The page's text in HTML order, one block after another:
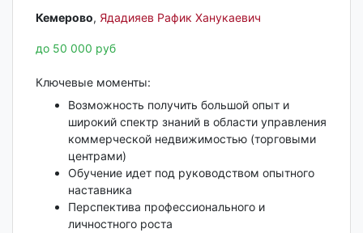
Кемерово‎, Ядадияев Рафик Ханукаевич
до 50 000 руб
Ключевые моменты:
Возможность получить большой опыт и
широкий спектр знаний в области управления
коммерческой недвижимостью (торговыми
центрами)
Обучение идет под руководством опытного
наставника
Перспектива профессионального и
личностного роста